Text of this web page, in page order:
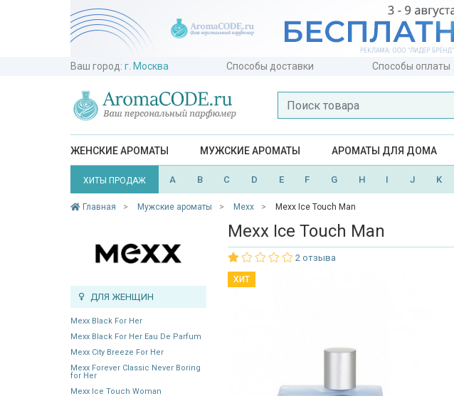
Ваш город: г. Москва Способы доставки Способы оплаты
ЖЕНСКИЕ АРОМАТЫ МУЖСКИЕ АРОМАТЫ АРОМАТЫ ДЛЯ ДОМА
ХИТЫ ПРОДАЖ A B C D E F G H I J K
Главная Мужские ароматы Mexx Mexx Ice Touch Man
ДЛЯ ЖЕНЩИН
Mexx Black For Her
Mexx Black For Her Eau De Parfum
Mexx City Breeze For Her
Mexx Forever Classic Never Boring
for Her
Mexx Ice Touch Woman
Mexx Ice Touch Man
2 отзыва
ХИТ